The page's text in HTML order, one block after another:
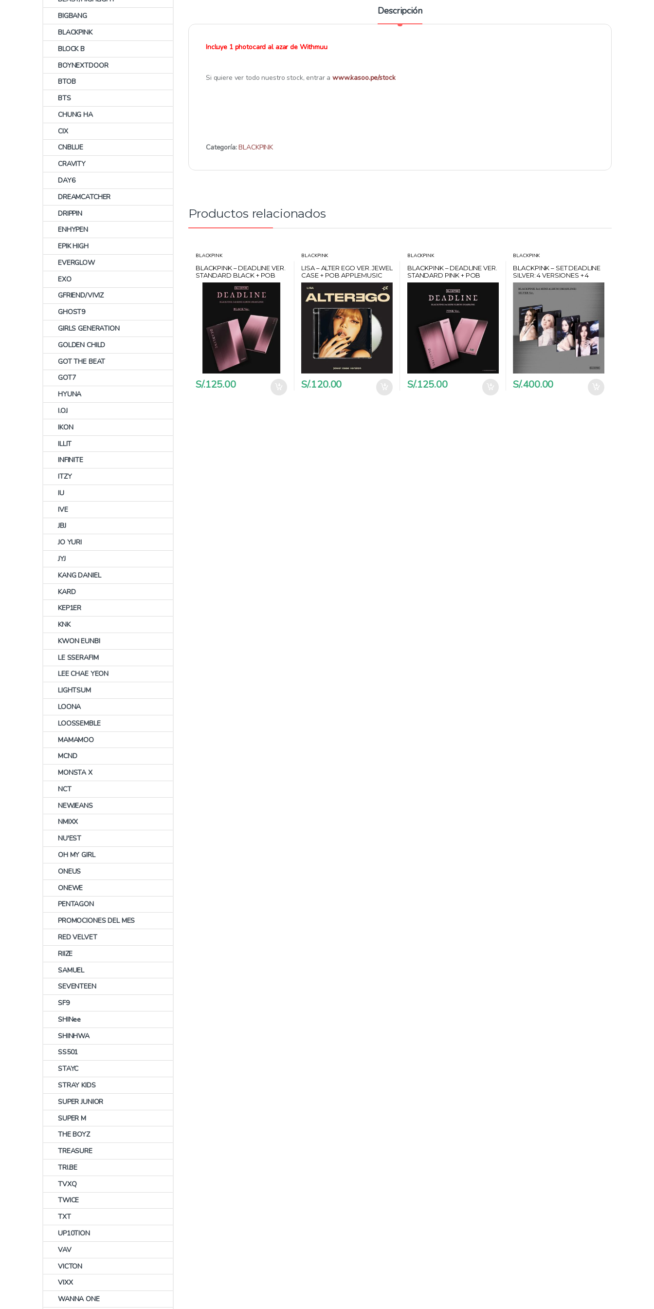
:
Descripción
Incluye 1 photocard al azar de Withmuu
Si quiere ver todo nuestro stock, entrar a www.kasoo.pe/stock
Categoría:BLACKPINK
Productos relacionados
BLACKPINK
BLACKPINK – DEADLINE VER.
STANDARD BLACK + POB
WITHMUU
S/.125.00
BLACKPINK
LISA – ALTER EGO VER. JEWEL
CASE + POB APPLEMUSIC
S/.120.00
BLACKPINK
BLACKPINK – DEADLINE VER.
STANDARD PINK + POB
WITHMUU
S/.125.00
BLACKPINK
BLACKPINK – SET DEADLINE
SILVER: 4 VERSIONES + 4
POB WITHMUU + 4
PHOTOCARD SET +
S/.400.00
BIGBANG
BLACKPINK
BLOCK B
BOYNEXTDOOR
BTOB
BTS
CHUNG HA
CIX
CNBLUE
CRAVITY
DAY6
DREAMCATCHER
DRIPPIN
ENHYPEN
EPIK HIGH
EVERGLOW
EXO
GFRIEND/VIVIZ
GHOST9
GIRLS GENERATION
GOLDEN CHILD
GOT THE BEAT
GOT7
HYUNA
I.O.I
IKON
ILLIT
INFINITE
ITZY
IU
IVE
JBJ
JO YURI
JYJ
KANG DANIEL
KARD
KEP1ER
KNK
KWON EUNBI
LE SSERAFIM
LEE CHAE YEON
LIGHTSUM
LOONA
LOOSSEMBLE
MAMAMOO
MCND
MONSTA X
NCT
NEWJEANS
NMIXX
NU'EST
OH MY GIRL
ONEUS
ONEWE
PENTAGON
PROMOCIONES DEL MES
RED VELVET
RIIZE
SAMUEL
SEVENTEEN
SF9
SHINee
SHINHWA
SS501
STAYC
STRAY KIDS
SUPER JUNIOR
SUPER M
THE BOYZ
TREASURE
TRI.BE
TVXQ
TWICE
TXT
UP10TION
VAV
VICTON
VIXX
WANNA ONE